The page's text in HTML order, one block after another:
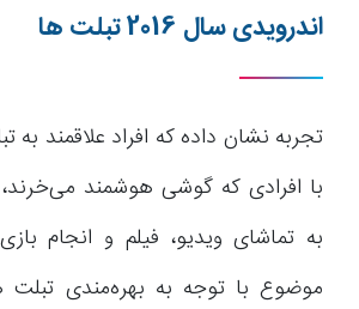
اندرویدی سال 2016 تبلت ها
تجربه نشان داده که افراد علاقمند به
با افرادی که گوشی هوشمند
به تماشای ویدیو، فیلم و انجام
موضوع با توجه به بهره‌مندی تبلت